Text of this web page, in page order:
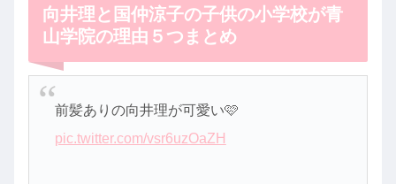
向井理と国仲涼子の子供の小学校が青
山学院の理由５つまとめ
前髪ありの向井理が可愛い🩷
pic.twitter.com/vsr6uzOaZH